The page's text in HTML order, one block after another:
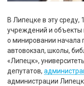
В Липецке в эту среду,
учреждений и
о минировании начала
автовокзал, школы,
«Липецк»,
депутатов,
администрации